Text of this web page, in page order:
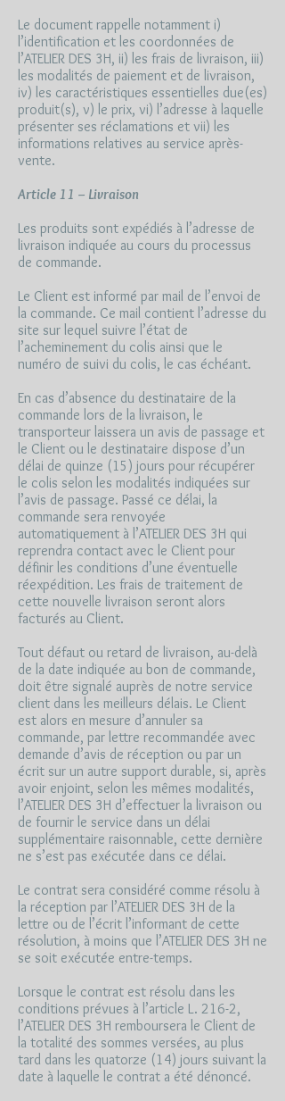
Le document rappelle notamment i)
l’identification et les coordonnées de
l’ATELIER DES 3H, ii) les frais de livraison, iii)
les modalités de paiement et de livraison,
iv) les caractéristiques essentielles due(es)
produit(s), v) le prix, vi) l’adresse à laquelle
présenter ses réclamations et vii) les
informations relatives au service après-
vente.
Article 11 – Livraison
Les produits sont expédiés à l’adresse de
livraison indiquée au cours du processus
de commande.
Le Client est informé par mail de l’envoi de
la commande. Ce mail contient l’adresse du
site sur lequel suivre l’état de
l’acheminement du colis ainsi que le
numéro de suivi du colis, le cas échéant.
En cas d’absence du destinataire de la
commande lors de la livraison, le
transporteur laissera un avis de passage et
le Client ou le destinataire dispose d’un
délai de quinze (15) jours pour récupérer
le colis selon les modalités indiquées sur
l’avis de passage. Passé ce délai, la
commande sera renvoyée
automatiquement à l’ATELIER DES 3H qui
reprendra contact avec le Client pour
définir les conditions d’une éventuelle
réexpédition. Les frais de traitement de
cette nouvelle livraison seront alors
facturés au Client.
Tout défaut ou retard de livraison, au-delà
de la date indiquée au bon de commande,
doit être signalé auprès de notre service
client dans les meilleurs délais. Le Client
est alors en mesure d’annuler sa
commande, par lettre recommandée avec
demande d’avis de réception ou par un
écrit sur un autre support durable, si, après
avoir enjoint, selon les mêmes modalités,
l’ATELIER DES 3H d’effectuer la livraison ou
de fournir le service dans un délai
supplémentaire raisonnable, cette dernière
ne s’est pas exécutée dans ce délai.
Le contrat sera considéré comme résolu à
la réception par l’ATELIER DES 3H de la
lettre ou de l’écrit l’informant de cette
résolution, à moins que l’ATELIER DES 3H ne
se soit exécutée entre-temps.
Lorsque le contrat est résolu dans les
conditions prévues à l’article L. 216-2,
l’ATELIER DES 3H remboursera le Client de
la totalité des sommes versées, au plus
tard dans les quatorze (14) jours suivant la
date à laquelle le contrat a été dénoncé.